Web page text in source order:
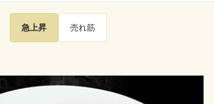
急上昇 売れ筋